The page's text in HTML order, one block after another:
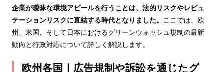
企業が曖昧な環境アピールを行うことは、法的リスクやレピュ
テーションリスクに直結する時代となりました。 ここでは、欧
州、米国、そして日本におけるグリーンウォッシュ規制の最新
動向と行政対応について詳しく解説します。
欧州各国｜広告規制や訴訟を通じたグ